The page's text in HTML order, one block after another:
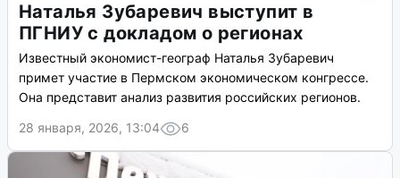
Наталья Зубаревич выступит в
ПГНИУ с докладом о регионах
Известный экономист-географ Наталья Зубаревич
примет участие в Пермском экономическом конгрессе.
Она представит анализ развития российских регионов.
28 января, 2026, 13:04
6